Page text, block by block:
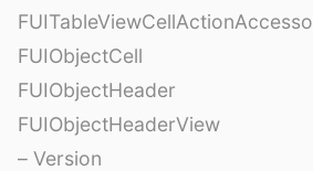
FUIObjectCell
FUIObjectHeader
FUIObjectHeaderView
– Version